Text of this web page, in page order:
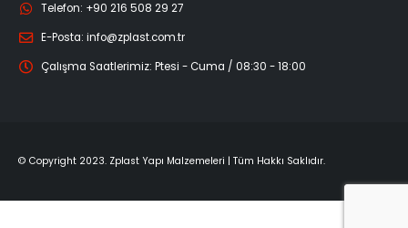
Telefon: +90 216 508 29 27
E-Posta: info@zplast.com.tr
Çalışma Saatlerimiz: Ptesi - Cuma / 08:30 - 18:00
© Copyright 2023. Zplast Yapı Malzemeleri | Tüm Hakkı Saklıdır.